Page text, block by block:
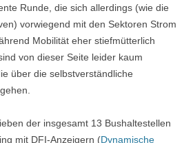
Runde, die sich allerdings (wie die
vorwiegend mit den Sektoren Strom
Mobilität eher stiefmütterlich
von dieser Seite leider kaum
über die selbstverständliche
der insgesamt 13 Bushaltestellen
mit DFI-Anzeigern (Dynamische